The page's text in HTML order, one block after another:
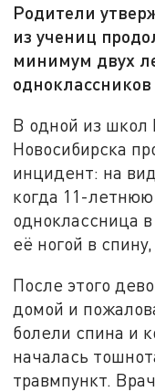
Родители
из учениц
минимум двух
В одной из школ
Новосибирска
инцидент: на
когда 11-
одноклассница
её ногой в
После этого
домой и
болели спина и
началась
травмпункт.